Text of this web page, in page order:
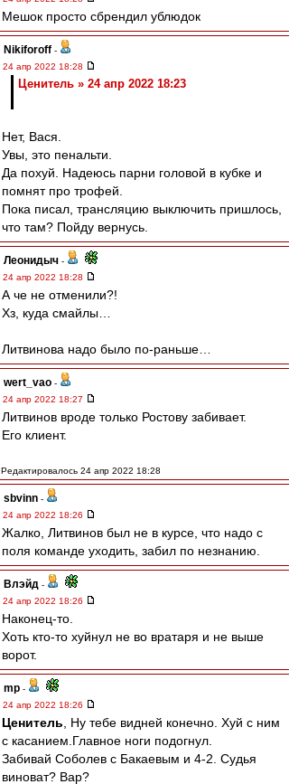
Мешок просто сбрендил ублюдок
Nikiforoff -
24 апр 2022 18:28
Ценитель » 24 апр 2022 18:23
Нет, Вася.
Увы, это пенальти.
Да похуй. Надеюсь парни головой в кубке и
помнят про трофей.
Пока писал, трансляцию выключить пришлось,
что там? Пойду вернусь.
Леонидыч -
24 апр 2022 18:28
А че не отменили?!
Хз, куда смайлы…
Литвинова надо было по-раньше…
wert_vao -
24 апр 2022 18:27
Литвинов вроде только Ростову забивает.
Его клиент.
Редактировалось 24 апр 2022 18:28
sbvinn -
24 апр 2022 18:26
Жалко, Литвинов был не в курсе, что надо с
поля команде уходить, забил по незнанию.
Влэйд -
24 апр 2022 18:26
Наконец-то.
Хоть кто-то хуйнул не во вратаря и не выше
ворот.
mp -
24 апр 2022 18:26
Ценитель , Ну тебе видней конечно. Хуй с ним
с касанием.Главное ноги подогнул.
Забивай Соболев с Бакаевым и 4-2. Судья
виноват? Вар?